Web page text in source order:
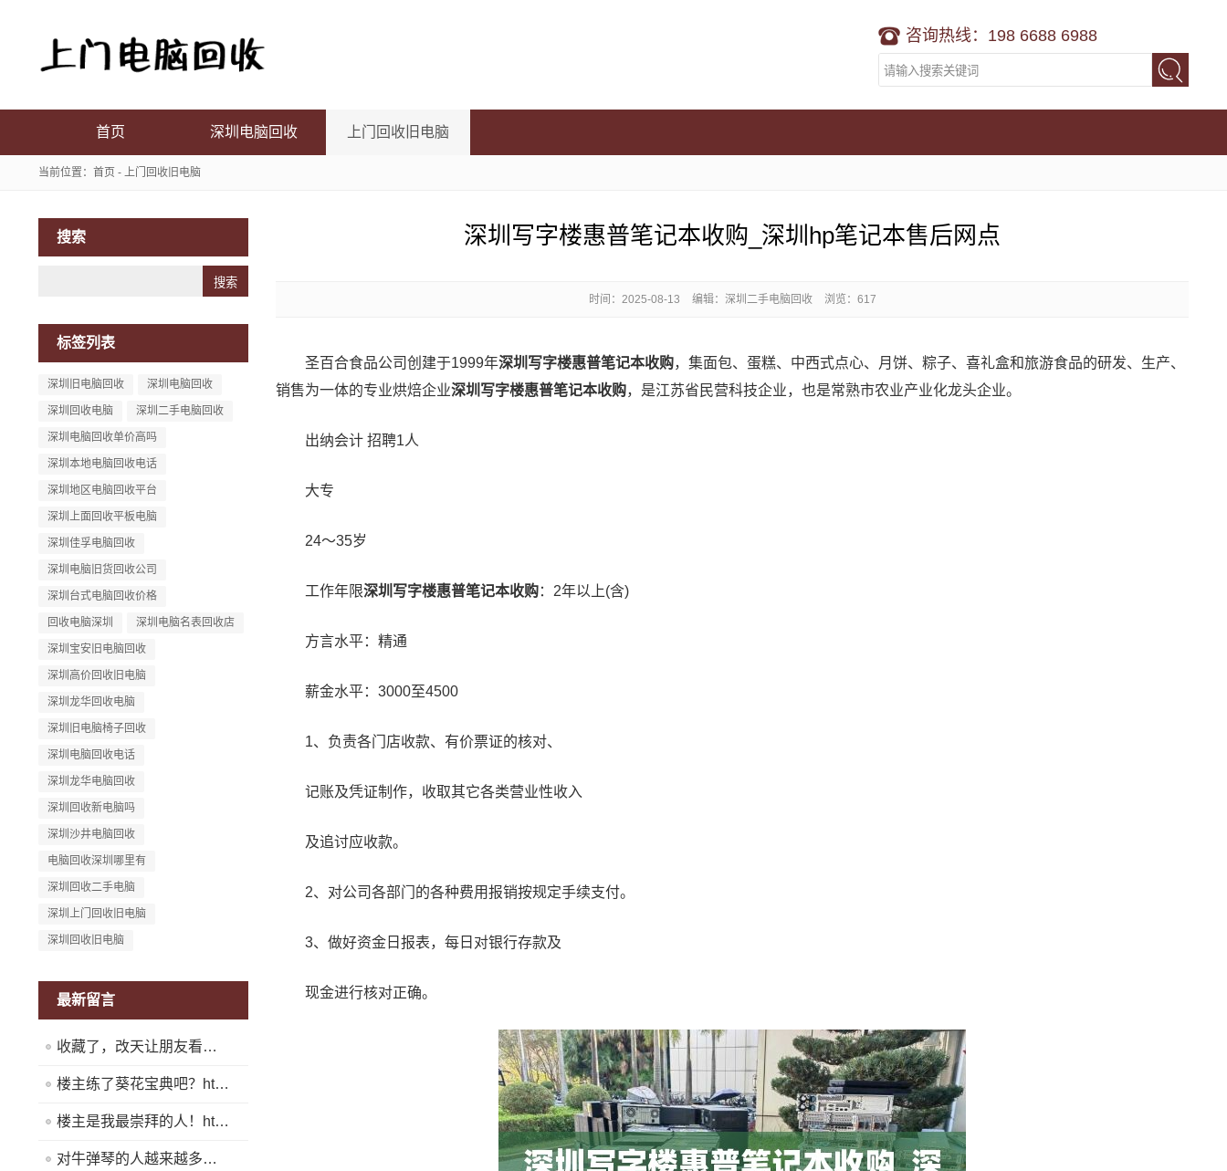
咨询热线：198 6688 6988
首页 深圳电脑回收 上门回收旧电脑
当前位置： 首页 - 上门回收旧电脑
搜索
标签列表
深圳旧电脑回收 深圳电脑回收
深圳回收电脑 深圳二手电脑回收
深圳电脑回收单价高吗
深圳本地电脑回收电话
深圳地区电脑回收平台
深圳上面回收平板电脑
深圳佳孚电脑回收
深圳电脑旧货回收公司
深圳台式电脑回收价格
回收电脑深圳 深圳电脑名表回收店
深圳宝安旧电脑回收
深圳高价回收旧电脑
深圳龙华回收电脑
深圳旧电脑椅子回收
深圳电脑回收电话
深圳龙华电脑回收
深圳回收新电脑吗
深圳沙井电脑回收
电脑回收深圳哪里有
深圳回收二手电脑
深圳上门回收旧电脑
深圳回收旧电脑
最新留言
收藏了，改天让朋友看看！https://www.quickq9.com
楼主练了葵花宝典吧？https://www.quickq9.com
楼主是我最崇拜的人！https://www.quickq9.com
对牛弹琴的人越来越多了！https://www.quickq9.com
深圳写字楼惠普笔记本收购_深圳hp笔记本售后网点
时间： 2025-08-13 编辑：深圳二手电脑回收 浏览：617
圣百合食品公司创建于1999年深圳写字楼惠普笔记本收购，集面包、蛋糕、中西式点心、月饼、粽子、喜礼盒和旅游食品的研发、生产、
销售为一体的专业烘焙企业深圳写字楼惠普笔记本收购，是江苏省民营科技企业，也是常熟市农业产业化龙头企业。
出纳会计 招聘1人
大专
24～35岁
工作年限深圳写字楼惠普笔记本收购：2年以上(含)
方言水平：精通
薪金水平：3000至4500
1、负责各门店收款、有价票证的核对、
记账及凭证制作，收取其它各类营业性收入
及追讨应收款。
2、对公司各部门的各种费用报销按规定手续支付。
3、做好资金日报表，每日对银行存款及
现金进行核对正确。